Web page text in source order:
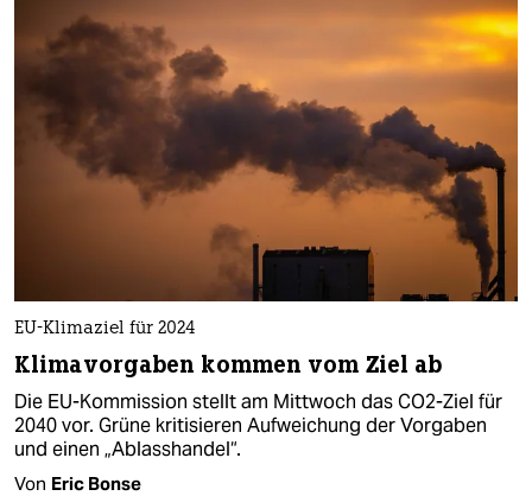
EU-Klimaziel für 2024
Klimavorgaben kommen vom Ziel ab
Die EU-Kommission stellt am Mittwoch das CO2-Ziel für
2040 vor. Grüne kritisieren Aufweichung der Vorgaben
und einen „Ablasshandel“.
Von Eric Bonse